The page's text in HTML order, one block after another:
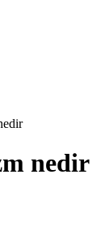
nedir